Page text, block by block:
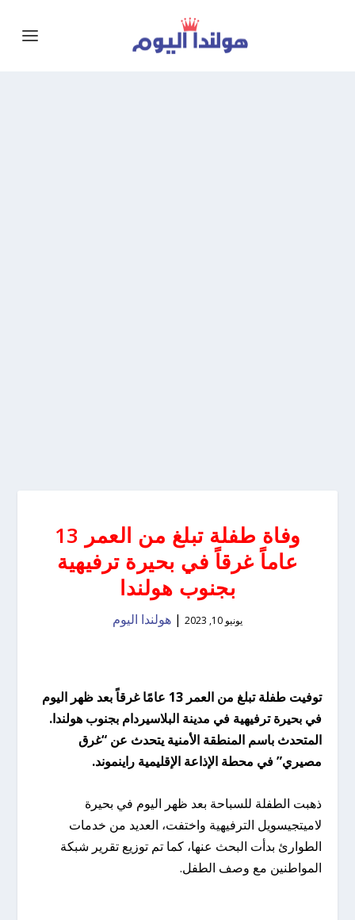
وفاة طفلة تبلغ من العمر 13
عاماً غرقاً في بحيرة ترفيهية
بجنوب هولندا
يونيو 10, 2023 | هولندا اليوم
توفيت طفلة تبلغ من العمر 13 عامًا غرقاً بعد ظهر اليوم
في بحيرة ترفيهية في مدينة البلاسيردام بجنوب هولندا.
المتحدث باسم المنطقة الأمنية يتحدث عن “غرق
مصيري” في محطة الإذاعة الإقليمية راينموند.
ذهبت الطفلة للسباحة بعد ظهر اليوم في بحيرة
لاميتجيسويل الترفيهية واختفت، العديد من خدمات
الطوارئ بدأت البحث عنها، كما تم توزيع تقرير شبكة
المواطنين مع وصف الطفل.